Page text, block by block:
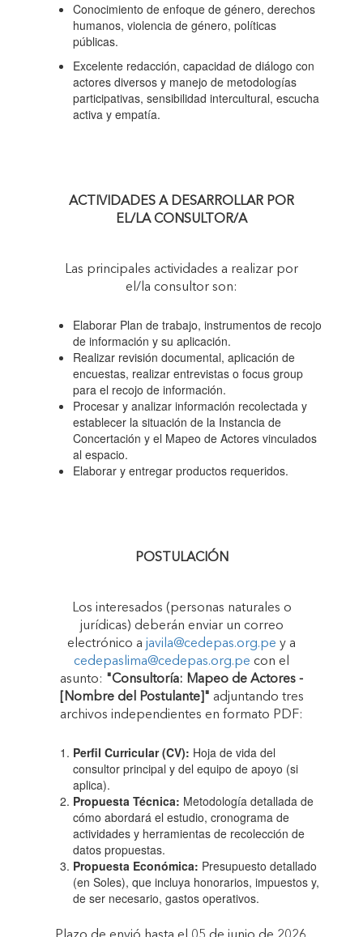
Conocimiento de enfoque de género, derechos
humanos, violencia de género, políticas
públicas.
Excelente redacción, capacidad de diálogo con
actores diversos y manejo de metodologías
participativas, sensibilidad intercultural, escucha
activa y empatía.
ACTIVIDADES A DESARROLLAR POR
EL/LA CONSULTOR/A
Las principales actividades a realizar por
el/la consultor son:
Elaborar Plan de trabajo, instrumentos de recojo
de información y su aplicación.
Realizar revisión documental, aplicación de
encuestas, realizar entrevistas o focus group
para el recojo de información.
Procesar y analizar información recolectada y
establecer la situación de la Instancia de
Concertación y el Mapeo de Actores vinculados
al espacio.
Elaborar y entregar productos requeridos.
POSTULACIÓN
Los interesados (personas naturales o
jurídicas) deberán enviar un correo
electrónico a javila@cedepas.org.pe y a
cedepaslima@cedepas.org.pe con el
asunto: "Consultoría: Mapeo de Actores -
[Nombre del Postulante]" adjuntando tres
archivos independientes en formato PDF:
Perfil Curricular (CV): Hoja de vida del
consultor principal y del equipo de apoyo (si
aplica).
Propuesta Técnica: Metodología detallada de
cómo abordará el estudio, cronograma de
actividades y herramientas de recolección de
datos propuestas.
Propuesta Económica: Presupuesto detallado
(en Soles), que incluya honorarios, impuestos y,
de ser necesario, gastos operativos.